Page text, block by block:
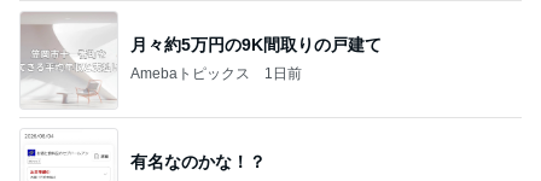
月々約5万円の9K間取りの戸建て
Amebaトピックス 1日前
有名なのかな！？